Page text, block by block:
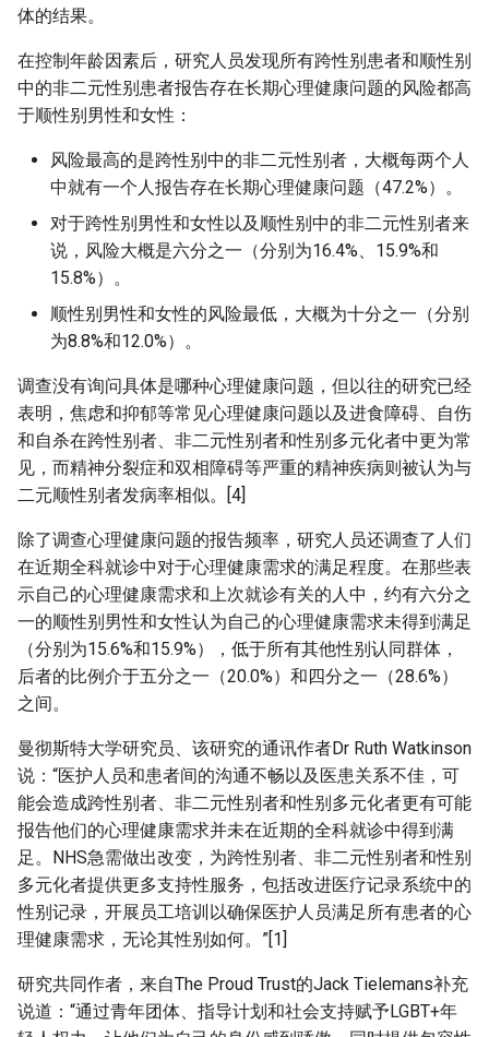
体的结果。
在控制年龄因素后，研究人员发现所有跨性别患者和顺性别
中的非二元性别患者报告存在长期心理健康问题的风险都高
于顺性别男性和女性：
风险最高的是跨性别中的非二元性别者，大概每两个人
中就有一个人报告存在长期心理健康问题（47.2%）。
对于跨性别男性和女性以及顺性别中的非二元性别者来
说，风险大概是六分之一（分别为16.4%、15.9%和
15.8%）。
顺性别男性和女性的风险最低，大概为十分之一（分别
为8.8%和12.0%）。
调查没有询问具体是哪种心理健康问题，但以往的研究已经
表明，焦虑和抑郁等常见心理健康问题以及进食障碍、自伤
和自杀在跨性别者、非二元性别者和性别多元化者中更为常
见，而精神分裂症和双相障碍等严重的精神疾病则被认为与
二元顺性别者发病率相似。[4]
除了调查心理健康问题的报告频率，研究人员还调查了人们
在近期全科就诊中对于心理健康需求的满足程度。在那些表
示自己的心理健康需求和上次就诊有关的人中，约有六分之
一的顺性别男性和女性认为自己的心理健康需求未得到满足
（分别为15.6%和15.9%），低于所有其他性别认同群体，
后者的比例介于五分之一（20.0%）和四分之一（28.6%）
之间。
曼彻斯特大学研究员、该研究的通讯作者Dr Ruth Watkinson
说：“医护人员和患者间的沟通不畅以及医患关系不佳，可
能会造成跨性别者、非二元性别者和性别多元化者更有可能
报告他们的心理健康需求并未在近期的全科就诊中得到满
足。NHS急需做出改变，为跨性别者、非二元性别者和性别
多元化者提供更多支持性服务，包括改进医疗记录系统中的
性别记录，开展员工培训以确保医护人员满足所有患者的心
理健康需求，无论其性别如何。”[1]
研究共同作者，来自The Proud Trust的Jack Tielemans补充
说道：“通过青年团体、指导计划和社会支持赋予LGBT+年